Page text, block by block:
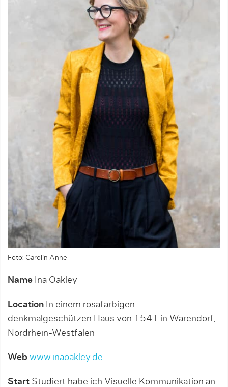
Foto: Carolin Anne
Name Ina Oakley
Location In einem rosafarbigen
denkmalgeschützen Haus von 1541 in Warendorf,
Nordrhein-Westfalen
Web www.inaoakley.de
Start Studiert habe ich Visuelle Kommunikation an